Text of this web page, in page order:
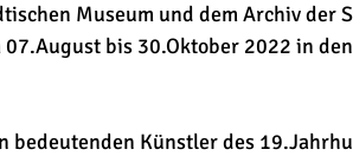
Museum und dem Archiv der
bis 30.Oktober 2022 in
bedeutenden Künstler des